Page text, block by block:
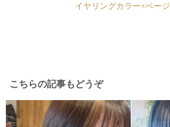
イヤリングカラー×ベー
こちらの記事もどうぞ